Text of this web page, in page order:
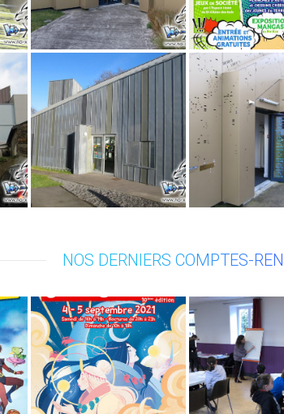
27 octobre 2018
Atelier manga
CC Pont-
Château 1 –
Crossac/Guenroûët
13 mars 2018
Atelier
CC
9 mars
NOS DERNIERS COMPTES-
JapaNantes 10
4 septembre 2021
Atelier
25 février